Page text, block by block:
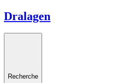
Dralagen
Recherche